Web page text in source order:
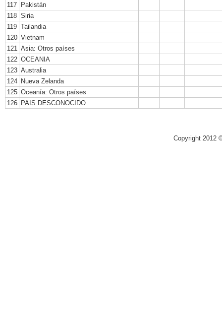
117 Pakistán
118 Siria
119 Tailandia
120 Vietnam
121 Asia: Otros países
122 OCEANIA
123 Australia
124 Nueva Zelanda
125 Oceanía: Otros países
126 PAIS DESCONOCIDO
Copyright 2012